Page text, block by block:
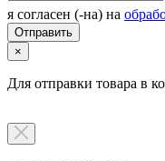
я согласен (-на) на
×
Для отправки товара в